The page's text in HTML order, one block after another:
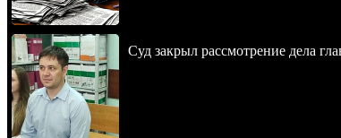
Суд закрыл рассмотрение дела